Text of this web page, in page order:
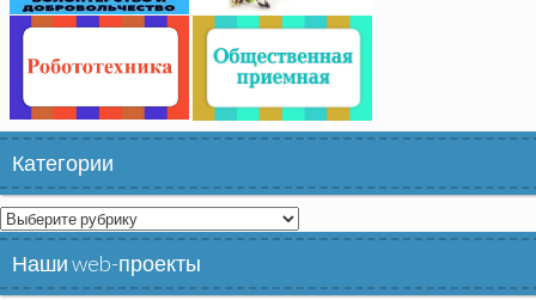
Категории
Категории
Наши web-проекты